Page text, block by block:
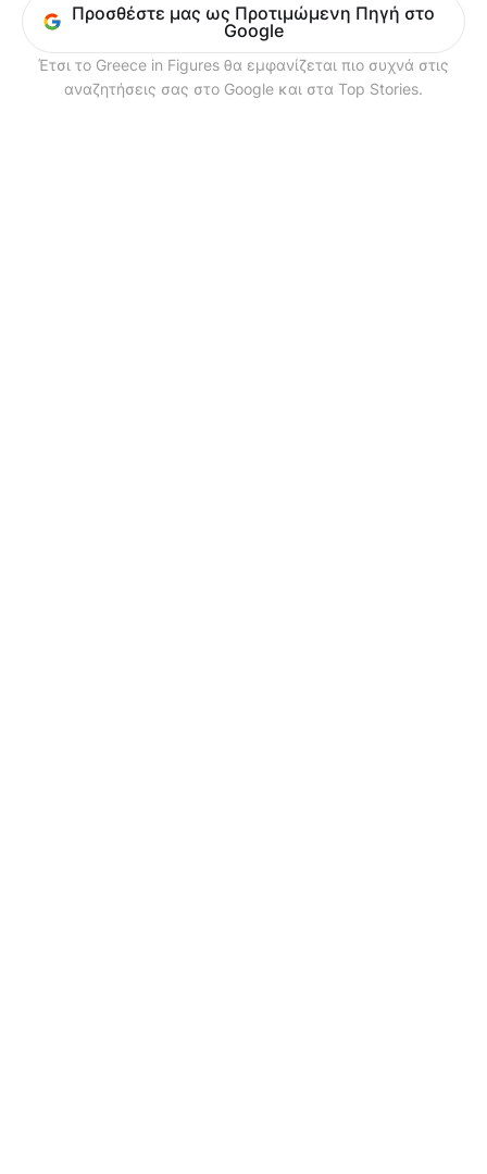
Προσθέστε μας ως Προτιμώμενη Πηγή στο
Google
Έτσι το Greece in Figures θα εμφανίζεται πιο συχνά στις
αναζητήσεις σας στο Google και στα Top Stories.